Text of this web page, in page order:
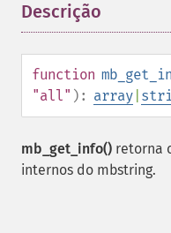
Descrição
function
"all" ): array
mb_get_info() retorna
internos do mbstring.